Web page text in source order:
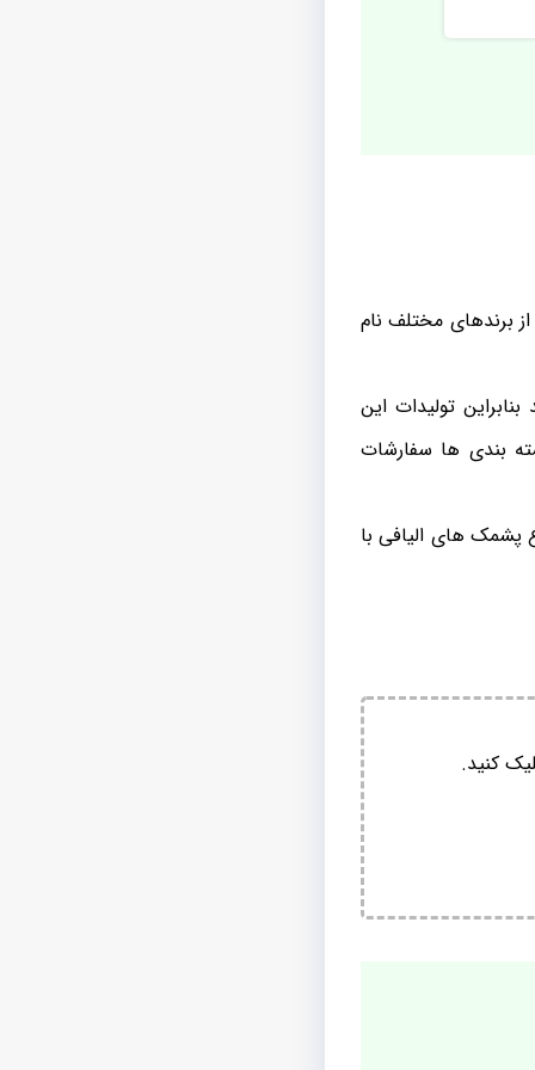
برندهای مختلف نام
تولیدات این
بندی ها سفارشات
پشمک های الیافی با
کنید.